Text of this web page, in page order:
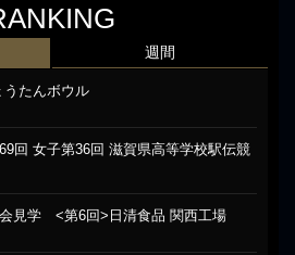
うたんボウル
69回 女子第36回 滋賀県高等学校駅伝競
見学 <第6回>日清食品 関西工場
週間